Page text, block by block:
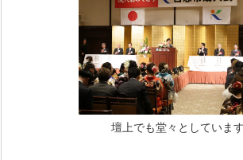
壇上でも堂々としています